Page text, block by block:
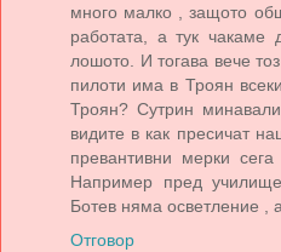
много малко , защото
работата, а тук
лошото. И тогава вече
пилоти има в Троян
Троян? Сутрин
видите в как пресичат
превантивни мерки
Например пред
Ботев няма осветление ,
Отговор